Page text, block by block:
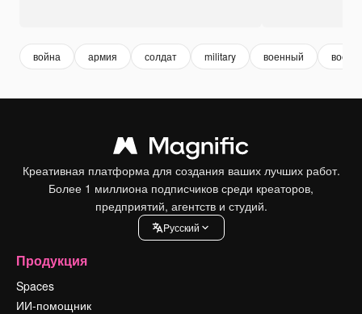
война армия солдат military военный
Креативная платформа для создания ваших лучших работ.
Более 1 миллиона подписчиков среди креаторов,
предприятий, агентств и студий.
Pусский
Продукция
Spaces
ИИ-помощник